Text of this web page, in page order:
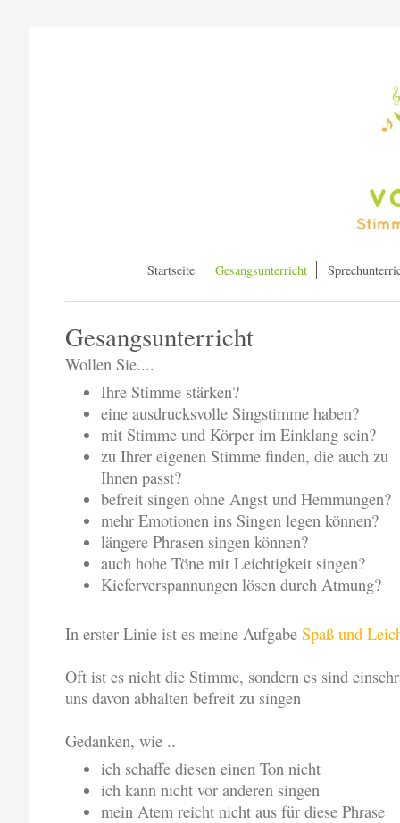
Startseite Gesangsunterricht
Gesangsunterricht
Wollen Sie....
Ihre Stimme stärken?
eine ausdrucksvolle Singstimme haben?
mit Stimme und Körper im Einklang sein?
zu Ihrer eigenen Stimme finden, die auch zu
Ihnen passt?
befreit singen ohne Angst und Hemmungen?
mehr Emotionen ins Singen legen können?
längere Phrasen singen können?
auch hohe Töne mit Leichtigkeit singen?
Kieferverspannungen lösen durch Atmung?
In erster Linie ist es meine Aufgabe Spaß und
Oft ist es nicht die Stimme, sondern es sind
uns davon abhalten befreit zu singen
Gedanken, wie ..
ich schaffe diesen einen Ton nicht
ich kann nicht vor anderen singen
mein Atem reicht nicht aus für diese Phrase